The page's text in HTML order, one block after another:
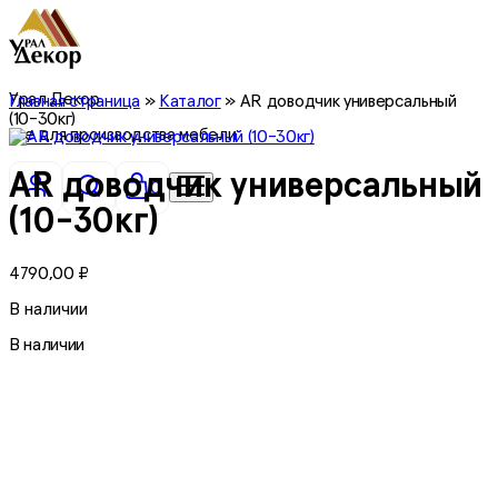
Урал Декор
все для производства мебели
0
Главная страница» Каталог» AR доводчик универсальный
(10-30кг)
AR доводчик универсальный
(10-30кг)
4790,00 ₽
В наличии
В наличии